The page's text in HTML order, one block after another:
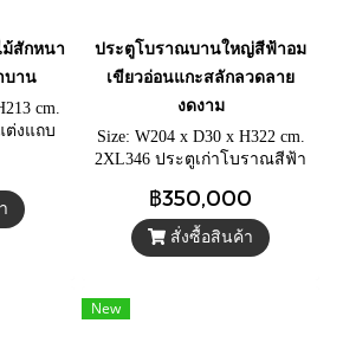
สักหนา
บาน
cm.
ต่งแถบ
ตะปูสี
ประตูโบราณบานใหญ่สีฟ้าอม
เขียวอ่อนแกะสลักลวดลาย
งดงาม
Size: W204 x D30 x H322 cm.
2XL346 ประตูเก่าโบราณสีฟ้า
บานใหญ่ไม้เนื้อแข็ง แกะสลัก
ลวดลายด้วยมือ
฿350,000
สั่งซื้อสินค้า
New